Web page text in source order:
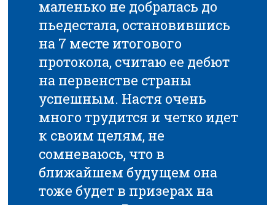
маленько не добралась до
пьедестала, остановившись
на 7 месте итогового
протокола, считаю ее дебют
на первенстве страны
успешным. Настя очень
много трудится и четко идет
к своим целям, не
сомневаюсь, что в
ближайшем будущем она
тоже будет в призерах на